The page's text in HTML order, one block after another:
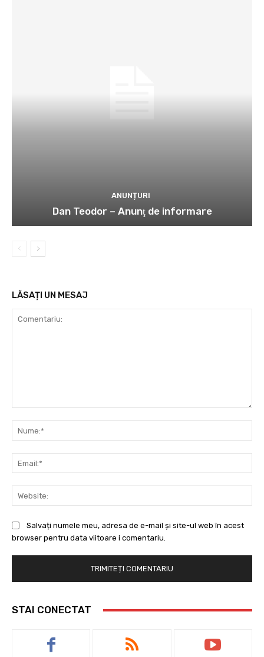
ANUNȚURI
Dan Teodor – Anunţ de informare
LĂSAȚI UN MESAJ
Salvați numele meu, adresa de e-mail și site-ul web în acest
browser pentru data viitoare i comentariu.
STAI CONECTAT